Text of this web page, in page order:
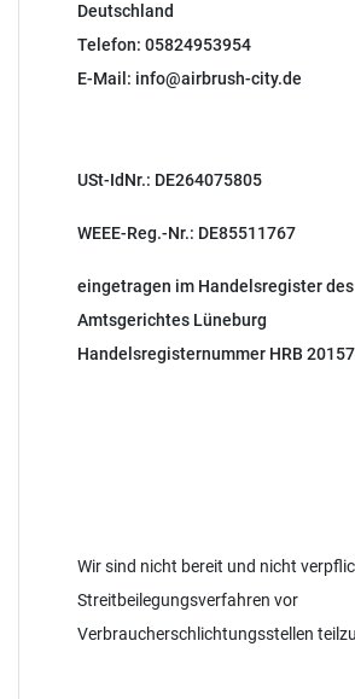
Deutschland
Telefon: 05824953954
E-Mail: info@airbrush-city.de
USt-IdNr.: DE264075805
WEEE-Reg.-Nr.: DE85511767
eingetragen im Handelsregister des
Amtsgerichtes Lüneburg
Handelsregisternummer HRB
Wir sind nicht bereit und nicht
Streitbeilegungsverfahren vor
Verbraucherschlichtungsstellen